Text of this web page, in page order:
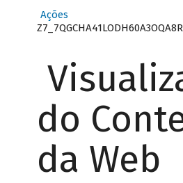
Ações
do
da Web